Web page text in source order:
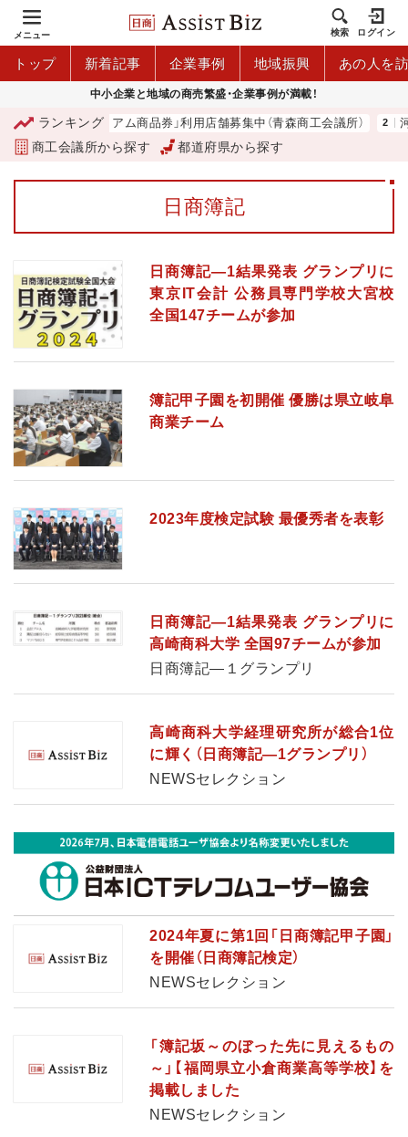
メニュー 検索 ログイン
トップ 新着記事 企業事例 地域振興 あの人を
中小企業と地域の商売繁盛・企業事例が満載！
ランキング
「青森市プレミアム商品券」利用店舗募集中（青森商工会議所） 河
商工会議所から探す 都道府県から探す
日商簿記
日商簿記―1結果発表 グランプリに
東京IT会計 公務員専門学校大宮校
全国147チームが参加
簿記甲子園を初開催 優勝は県立岐阜
商業チーム
2023年度検定試験 最優秀者を表彰
日商簿記―1結果発表 グランプリに
高崎商科大学 全国97チームが参加
日商簿記―１グランプリ
高崎商科大学経理研究所が総合1位
に輝く（日商簿記―1グランプリ）
NEWSセレクション
2024年夏に第1回「日商簿記甲子園」
を開催（日商簿記検定）
NEWSセレクション
「簿記坂～のぼった先に見えるもの
～」【福岡県立小倉商業高等学校】を
掲載しました
NEWSセレクション